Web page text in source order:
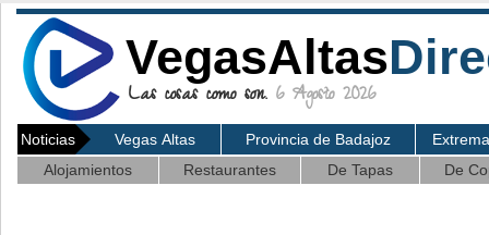
VegasAltas
Las cosas como son. 6 Agosto 2026
Noticias Vegas Altas Provincia de Badajoz
Alojamientos
Restaurantes De Tapas De